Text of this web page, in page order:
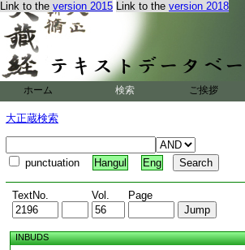
Link to the version 2015 Link to the version 2018
ホーム 検索 ご挨拶
大正蔵検索
punctuation Hangul Eng
TextNo. Vol. Page
INBUDS